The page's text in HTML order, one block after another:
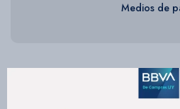
Medios de